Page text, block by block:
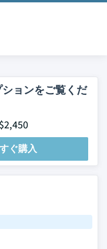
ョンをご覧くだ
ぐ購入